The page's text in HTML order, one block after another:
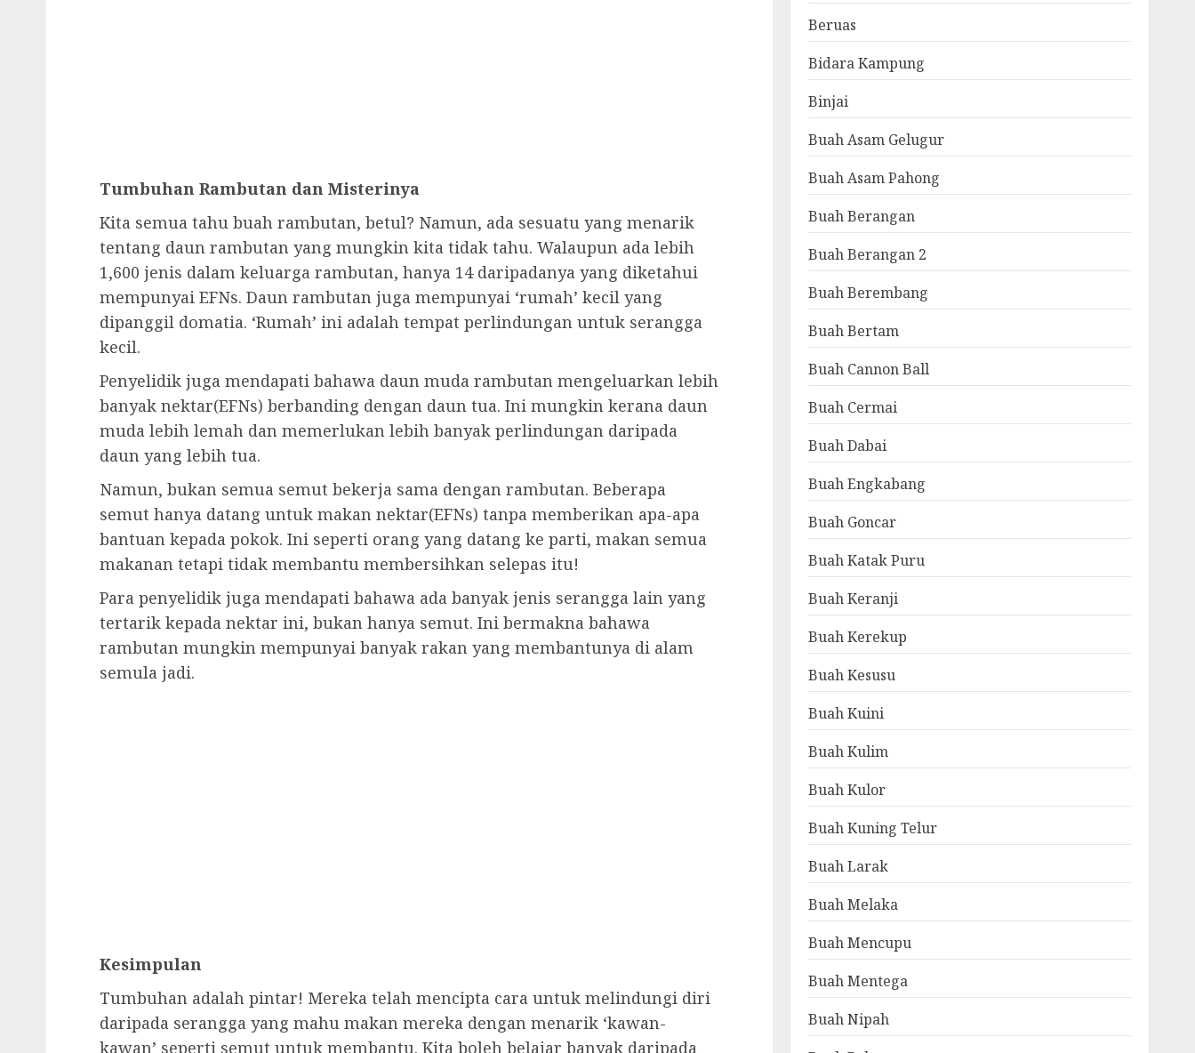
Tumbuhan Rambutan dan Misterinya
Kita semua tahu buah rambutan, betul? Namun, ada sesuatu yang menarik
tentang daun rambutan yang mungkin kita tidak tahu. Walaupun ada lebih
1,600 jenis dalam keluarga rambutan, hanya 14 daripadanya yang diketahui
mempunyai EFNs. Daun rambutan juga mempunyai ‘rumah’ kecil yang
dipanggil domatia. ‘Rumah’ ini adalah tempat perlindungan untuk serangga
kecil.
Penyelidik juga mendapati bahawa daun muda rambutan mengeluarkan lebih
banyak nektar(EFNs) berbanding dengan daun tua. Ini mungkin kerana daun
muda lebih lemah dan memerlukan lebih banyak perlindungan daripada
daun yang lebih tua.
Namun, bukan semua semut bekerja sama dengan rambutan. Beberapa
semut hanya datang untuk makan nektar(EFNs) tanpa memberikan apa-apa
bantuan kepada pokok. Ini seperti orang yang datang ke parti, makan semua
makanan tetapi tidak membantu membersihkan selepas itu!
Para penyelidik juga mendapati bahawa ada banyak jenis serangga lain yang
tertarik kepada nektar ini, bukan hanya semut. Ini bermakna bahawa
rambutan mungkin mempunyai banyak rakan yang membantunya di alam
semula jadi.
Kesimpulan
Tumbuhan adalah pintar! Mereka telah mencipta cara untuk melindungi diri
daripada serangga yang mahu makan mereka dengan menarik ‘kawan-
kawan’ seperti semut untuk membantu. Kita boleh belajar banyak daripada
Beruas
Bidara Kampung
Binjai
Buah Asam Gelugur
Buah Asam Pahong
Buah Berangan
Buah Berangan 2
Buah Berembang
Buah Bertam
Buah Cannon Ball
Buah Cermai
Buah Dabai
Buah Engkabang
Buah Goncar
Buah Katak Puru
Buah Keranji
Buah Kerekup
Buah Kesusu
Buah Kuini
Buah Kulim
Buah Kulor
Buah Kuning Telur
Buah Larak
Buah Melaka
Buah Mencupu
Buah Mentega
Buah Nipah